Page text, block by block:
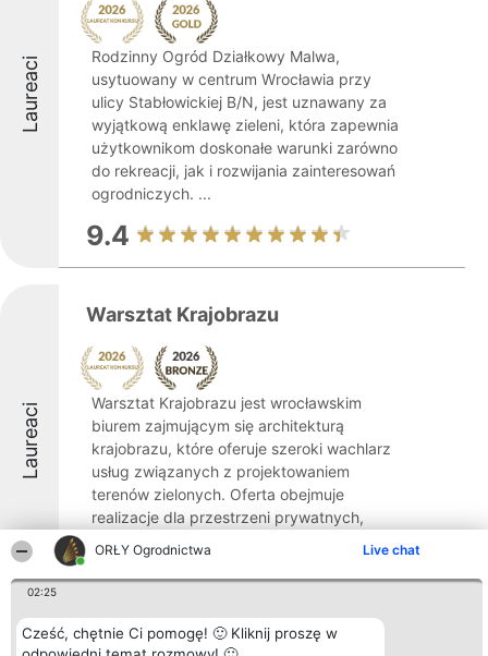
ORŁY Ogrodnictwa Live chat
02:25
Cześć, chętnie Ci pomogę! 🙂 Kliknij proszę w
Laureaci
Rodzinny Ogród Działkowy Malwa,
usytuowany w centrum Wrocławia przy
ulicy Stabłowickiej B/N, jest uznawany za
wyjątkową enklawę zieleni, która zapewnia
użytkownikom doskonałe warunki zarówno
do rekreacji, jak i rozwijania zainteresowań
ogrodniczych. ...
9.4
Laureaci
Warsztat Krajobrazu
Warsztat Krajobrazu jest wrocławskim
biurem zajmującym się architekturą
krajobrazu, które oferuje szeroki wachlarz
usług związanych z projektowaniem
terenów zielonych. Oferta obejmuje
realizacje dla przestrzeni prywatnych,
8.6